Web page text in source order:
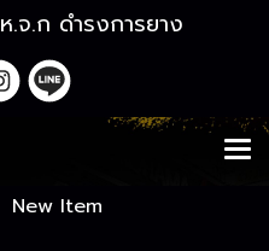
ห.จ.ก ดำรงการยาง
New Item